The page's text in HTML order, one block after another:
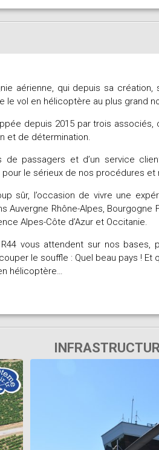
aérienne, qui depuis sa création,
vol en hélicoptère au plus grand
depuis 2015 par trois
et de détermination.
passagers et d’un service
le sérieux de nos procédures et
sûr, l’occasion de vivre une
Auvergne Rhône-Alpes, Bourgogne
Alpes-Côte d’Azur et Occitanie.
vous attendent sur nos bases,
couper le souffle : Quel beau pays ! Et
hélicoptère…